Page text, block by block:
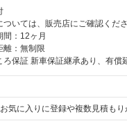
ついては、販売店にご確認くださ
間：12ヶ月
離：無制限
ろ保証 新車保証継承あり、有償
気に入りに登録や複数見積もり